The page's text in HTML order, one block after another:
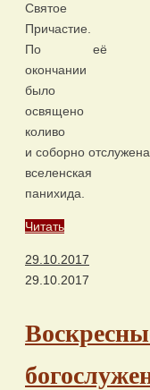
Святое
Причастие.
По её
окончании
было
освящено
коливо
и соборно отслужена
вселенская
панихида.
Читать
29.10.2017
29.10.2017